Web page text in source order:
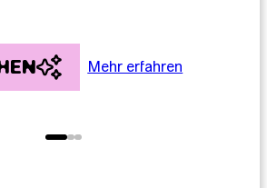
Mehr erfahren